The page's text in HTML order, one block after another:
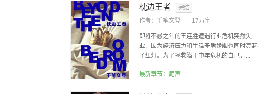
枕边王者
完结
作者： 千笔文登 17万字
即将不惑之年的王连胜遭遇行业危机突然失
业，因为经济压力和生活矛盾婚姻也同时亮起
了红灯。为了拯救陷于中年危机的自己，...
最新章节：尾声